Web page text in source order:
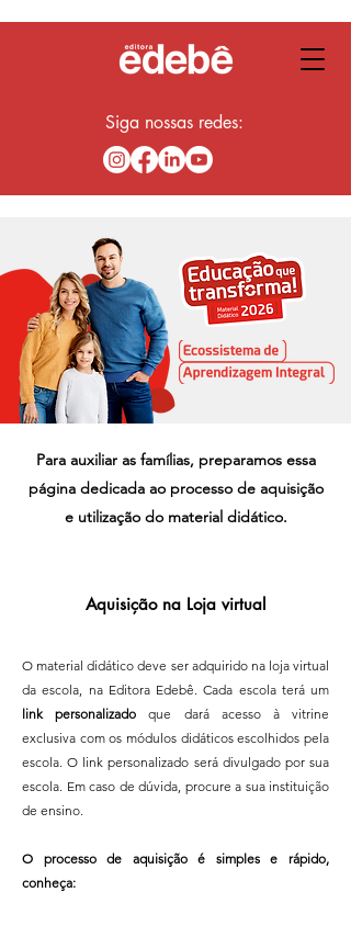
Siga nossas redes:
Para auxiliar as famílias, preparamos essa
página dedicada ao processo de aquisição
e utilização do material didático.
Aquisição na Loja virtual
O material didático deve ser adquirido na loja virtual
da escola, na Editora Edebê. Cada escola terá um
link personalizado que dará acesso à vitrine
exclusiva com os módulos didáticos escolhidos pela
escola. O link personalizado será divulgado por sua
escola. Em caso de dúvida, procure a sua instituição
de ensino.
O processo de aquisição é simples e rápido,
conheça: